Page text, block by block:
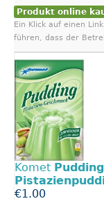
Produkt online
Ein Klick auf einen
führen, dass der
Komet Pudding
€1.00